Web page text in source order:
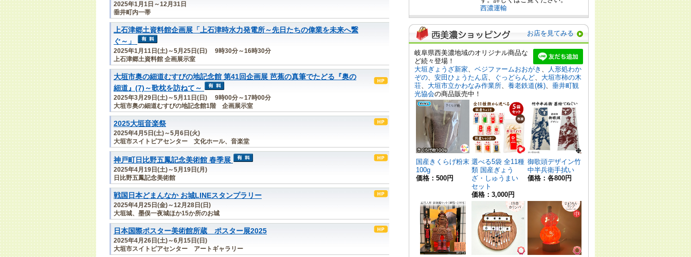
2025年1月1日～12月31日
垂井町内一帯
上石津郷土資料館企画展「上石津時水力発電所～先日たちの偉業を未来へ繋
ぐ～」
2025年1月11日(土)～5月25日(日) 9時30分～16時30分
上石津郷土資料館 企画展示室
大垣市奥の細道むすびの地記念館 第41回企画展 芭蕉の真筆でたどる『奥の
細道』(7)～歌枕を訪ねて～
2025年3月29日(土)～5月11日(日) 9時00分～17時00分
大垣市奥の細道むすびの地記念館1階 企画展示室
2025大垣音楽祭
2025年4月5日(土)～5月6日(火)
大垣市スイトピアセンター 文化ホール、音楽堂
神戸町日比野五鳳記念美術館 春季展
2025年4月19日(土)～5月19日(月)
日比野五鳳記念美術館
戦国日本どまんなか お城LINEスタンプラリー
2025年4月25日(金)～12月28日(日)
大垣城、墨俣一夜城ほか15か所のお城
日本国際ポスター美術館所蔵 ポスター展2025
2025年4月26日(土)～6月15日(日)
大垣市スイトピアセンター アートギャラリー